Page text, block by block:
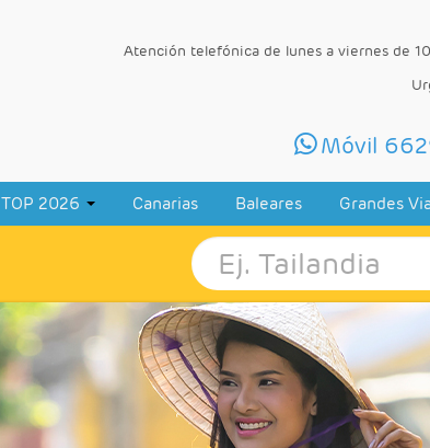
Atención telefónica de lunes a viernes de
Móvil
TOP 2026 Canarias Baleares Grandes